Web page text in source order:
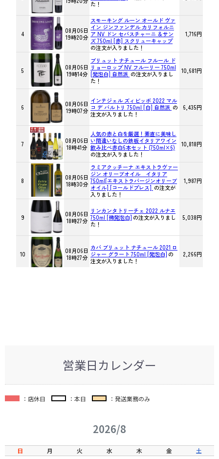
営業日カレンダー
：店休日 ：本日 ：発送業務のみ
2026/8
日 月 火 水 木 金
土